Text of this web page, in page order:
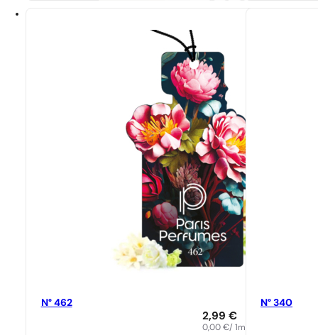
N° 462
2,99 €
0,00 €/ 1ml
N° 340